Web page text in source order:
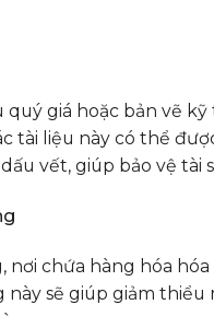
giá hoặc bản vẽ
tài liệu này có thể
vết, giúp bảo vệ tài
chứa hàng hóa
sẽ giúp giảm thiểu